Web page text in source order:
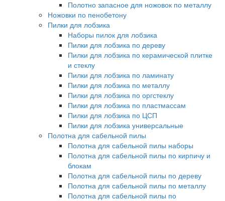
Полотно запасное для ножовок по металлу
Ножовки по пенобетону
Пилки для лобзика
Наборы пилок для лобзика
Пилки для лобзика по дереву
Пилки для лобзика по керамической плитке
и стеклу
Пилки для лобзика по ламинату
Пилки для лобзика по металлу
Пилки для лобзика по оргстеклу
Пилки для лобзика по пластмассам
Пилки для лобзика по ЦСП
Пилки для лобзика универсальные
Полотна для сабельной пилы
Полотна для сабельной пилы наборы
Полотна для сабельной пилы по кирпичу и
блокам
Полотна для сабельной пилы по дереву
Полотна для сабельной пилы по металлу
Полотна для сабельной пилы по